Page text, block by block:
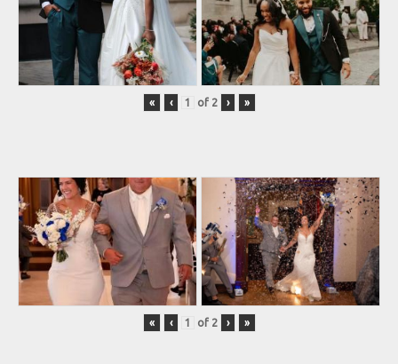
« ‹ of 2 › »
« ‹ of 2 › »